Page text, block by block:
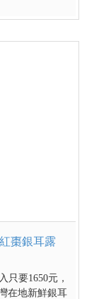
預購時間】
棗銀耳露
只要1650元，
在地新鮮銀耳